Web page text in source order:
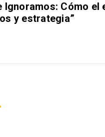
Ignoramos: Cómo el
y estrategia”